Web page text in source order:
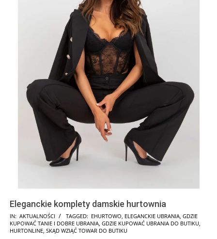
Eleganckie komplety damskie hurtownia
2025-
05-
IN: AKTUALNOŚCI TAGGED: EHURTOWO ELEGANCKIE UBRANIA GDZIE
KUPOWAĆ TANIE I DOBRE UBRANIA GDZIE KUPOWAĆ UBRANIA DO BUTIKU
HURTONLINE SKĄD WZIĄĆ TOWAR DO BUTIKU